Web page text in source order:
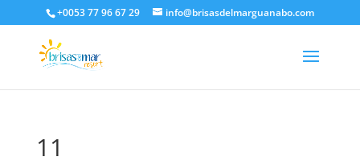
+0053 77 96 67 29 info@brisasdelmarguanabo.com
11